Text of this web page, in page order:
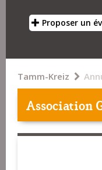
Proposer un
Tamm-Kreiz
Association